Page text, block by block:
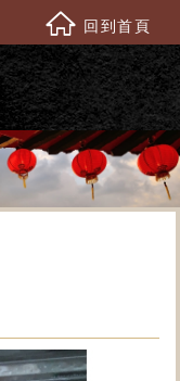
回到首頁